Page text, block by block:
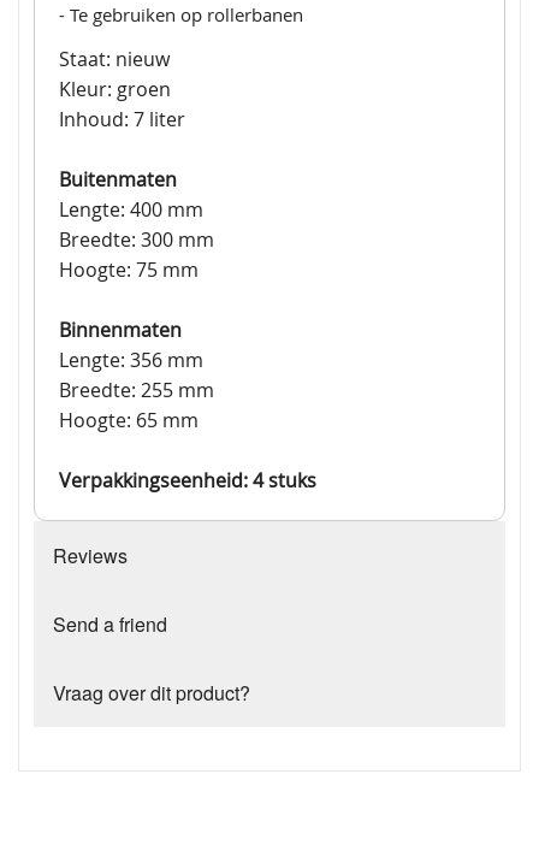
- Te gebruiken op rollerbanen
Staat: nieuw
Kleur: groen
Inhoud: 7 liter
Buitenmaten
Lengte: 400 mm
Breedte: 300 mm
Hoogte: 75 mm
Binnenmaten
Lengte: 356 mm
Breedte: 255 mm
Hoogte: 65 mm
Verpakkingseenheid: 4 stuks
Reviews
Send a friend
Vraag over dit product?